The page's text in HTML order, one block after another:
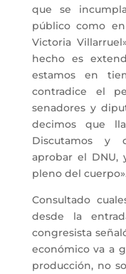
que se
público como
Victoria
hecho es
estamos en
contradice el
senadores y
decimos que
Discutamos y
aprobar el DNU,
pleno del
Consultado
desde la
congresista
económico va a
producción, no